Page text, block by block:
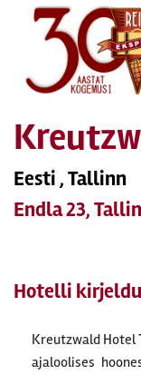
Eesti , Tallinn
Endla 23,
Hotelli
Kreutzwald Hotel
ajaloolises
Täiendava tasu
teenuseid.